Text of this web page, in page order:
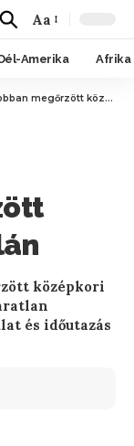
Aa
Amerika Afrika
középkori városfalán
középkori
és időutazás